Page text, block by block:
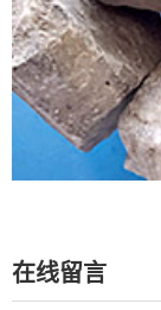
在线留言